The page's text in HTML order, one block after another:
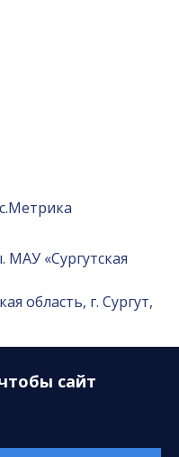
«Сургутская
область, г. Сургут,
лаборатория
сайт